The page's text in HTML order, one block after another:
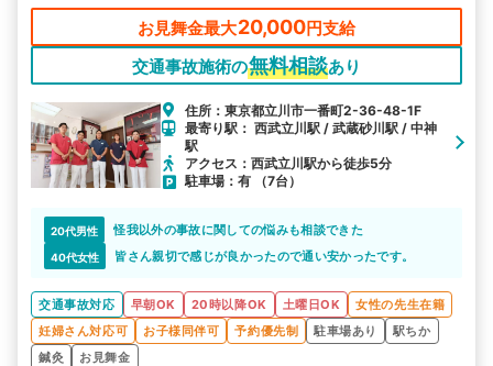
お見舞金最大20,000円支給
交通事故施術の無料相談あり
住所：東京都立川市一番町2-36-48-1F
最寄り駅： 西武立川駅 / 武蔵砂川駅 / 中神
駅
アクセス：西武立川駅から徒歩5分
駐車場：有 （7台）
20代男性 怪我以外の事故に関しての悩みも相談できた
40代女性 皆さん親切で感じが良かったので通い安かったです。
交通事故対応 早朝OK 20時以降OK 土曜日OK
女性の先生在籍
妊婦さん対応可
お子様同伴可 予約優先制 駐車場あり
駅ちか
鍼灸
お見舞金